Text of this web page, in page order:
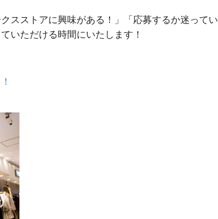
スストアに興味がある！」「応募するか迷ってい
いただける時間にいたします！